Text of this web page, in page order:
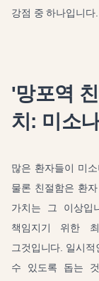
강점 중 하나입니다.
'망포역
치: 미소
많은 환자들이 미
물론 친절함은 환
가치는 그 이상입
책임지기 위한
그것입니다. 일시
수 있도록 돕는